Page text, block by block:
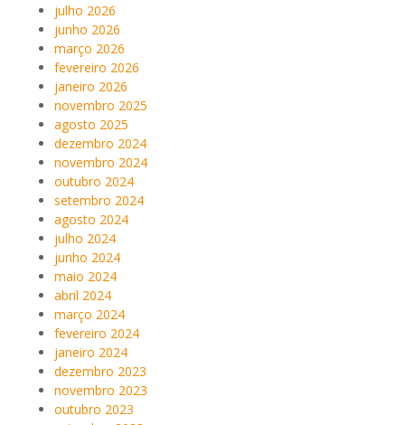
julho 2026
junho 2026
março 2026
fevereiro 2026
janeiro 2026
novembro 2025
agosto 2025
dezembro 2024
novembro 2024
outubro 2024
setembro 2024
agosto 2024
julho 2024
junho 2024
maio 2024
abril 2024
março 2024
fevereiro 2024
janeiro 2024
dezembro 2023
novembro 2023
outubro 2023